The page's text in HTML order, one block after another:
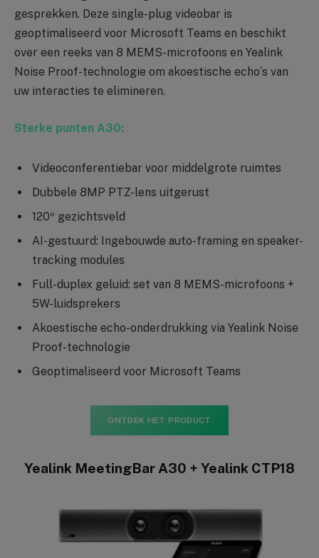
gesprekken. Deze single-plug videobar is
geoptimaliseerd voor Microsoft Teams en beschikt
over een reeks van 8 MEMS-microfoons en Yealink
Noise Proof-technologie om akoestische echo´s van
uw interacties te elimineren.
Sterke punten A30:
Videoconferentiebar voor middelgrote ruimtes
Dubbele 8MP PTZ-lens uitgerust
120º gezichtsveld
AI-gestuurd: Ingebouwde auto-framing en speaker-
tracking modules
Full-duplex geluid: set van 8 MEMS-microfoons +
5W-luidsprekers
Akoestische echo-onderdrukking via Yealink Noise
Proof-technologie
Geoptimaliseerd voor Microsoft Teams
ONTDEK HET PRODUCT
Yealink MeetingBar A30 + Yealink CTP18